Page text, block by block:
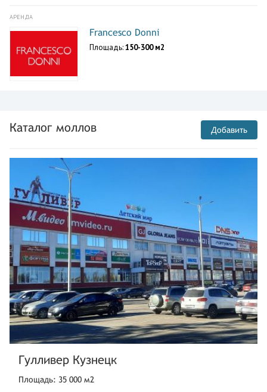
АРЕНДА
Francesco Donni
Площадь:150-300 м2
Каталог моллов Добавить
Гулливер Кузнецк
Площадь: 35 000 м2